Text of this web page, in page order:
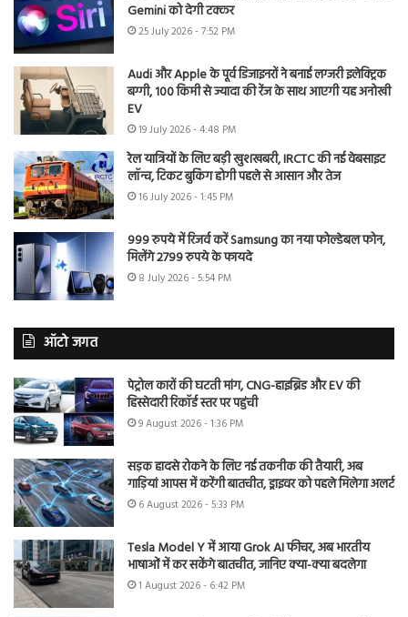
Gemini को देगी टक्कर
25 July 2026 - 7:52 PM
Audi और Apple के पूर्व डिजाइनरों ने बनाई लग्जरी इलेक्ट्रिक
बग्गी, 100 किमी से ज्यादा की रेंज के साथ आएगी यह अनोखी
EV
19 July 2026 - 4:48 PM
रेल यात्रियों के लिए बड़ी खुशखबरी, IRCTC की नई वेबसाइट
लॉन्च, टिकट बुकिंग होगी पहले से आसान और तेज
16 July 2026 - 1:45 PM
999 रुपये में रिजर्व करें Samsung का नया फोल्डेबल फोन,
मिलेंगे 2799 रुपये के फायदे
8 July 2026 - 5:54 PM
ऑटो जगत
पेट्रोल कारों की घटती मांग, CNG-हाइब्रिड और EV की
हिस्सेदारी रिकॉर्ड स्तर पर पहुंची
9 August 2026 - 1:36 PM
सड़क हादसे रोकने के लिए नई तकनीक की तैयारी, अब
गाड़ियां आपस में करेंगी बातचीत, ड्राइवर को पहले मिलेगा अलर्ट
6 August 2026 - 5:33 PM
Tesla Model Y में आया Grok AI फीचर, अब भारतीय
भाषाओं में कर सकेंगे बातचीत, जानिए क्या-क्या बदलेगा
1 August 2026 - 6:42 PM